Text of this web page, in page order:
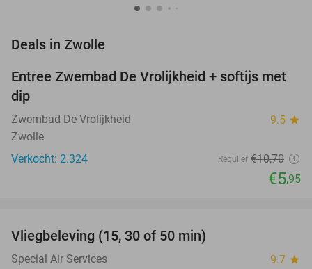
Deals in Zwolle
44%
Entree Zwembad De Vrolijkheid + softijs met
dip
Zwembad De Vrolijkheid 9.5 star
Zwolle
Verkocht: 2.324
Regulier €10,70
€5,95
NEW
TODAY
Vliegbeleving (15, 30 of 50 min)
Special Air Services 9.7 star